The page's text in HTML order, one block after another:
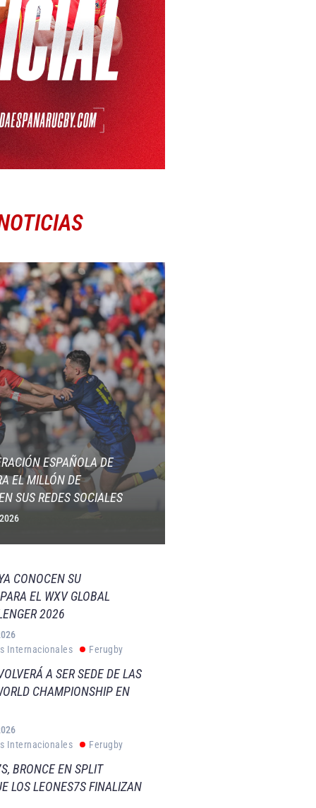
ESPAÑOLA DE
EL MILLÓN DE
SUS REDES SOCIALES
CONOCEN SU
EL WXV GLOBAL
2026
Internacionales
Ferugby
A SER SEDE DE LAS
CHAMPIONSHIP EN
Internacionales
Ferugby
BRONCE EN SPLIT
LOS LEONES7S FINALIZAN